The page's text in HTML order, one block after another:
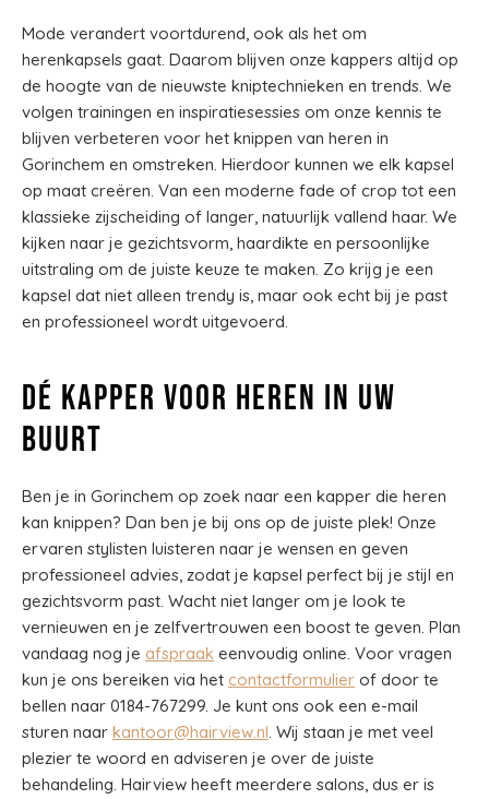
Mode verandert voortdurend, ook als het om
herenkapsels gaat. Daarom blijven onze kappers altijd op
de hoogte van de nieuwste kniptechnieken en trends. We
volgen trainingen en inspiratiesessies om onze kennis te
blijven verbeteren voor het knippen van heren in
Gorinchem en omstreken. Hierdoor kunnen we elk kapsel
op maat creëren. Van een moderne fade of crop tot een
klassieke zijscheiding of langer, natuurlijk vallend haar. We
kijken naar je gezichtsvorm, haardikte en persoonlijke
uitstraling om de juiste keuze te maken. Zo krijg je een
kapsel dat niet alleen trendy is, maar ook echt bij je past
en professioneel wordt uitgevoerd.
Dé kapper voor heren in uw
buurt
Ben je in Gorinchem op zoek naar een kapper die heren
kan knippen? Dan ben je bij ons op de juiste plek! Onze
ervaren stylisten luisteren naar je wensen en geven
professioneel advies, zodat je kapsel perfect bij je stijl en
gezichtsvorm past. Wacht niet langer om je look te
vernieuwen en je zelfvertrouwen een boost te geven. Plan
vandaag nog je afspraak eenvoudig online. Voor vragen
kun je ons bereiken via het contactformulier of door te
bellen naar 0184-767299. Je kunt ons ook een e-mail
sturen naar kantoor@hairview.nl. Wij staan je met veel
plezier te woord en adviseren je over de juiste
behandeling. Hairview heeft meerdere salons, dus er is